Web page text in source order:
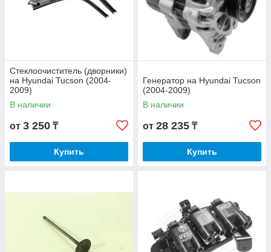
Стеклоочиститель (дворники)
на Hyundai Tucson (2004-
2009)
В наличии
от 3 250 ₸
Купить
Генератор на Hyundai Tucson
(2004-2009)
В наличии
от 28 235 ₸
Купить